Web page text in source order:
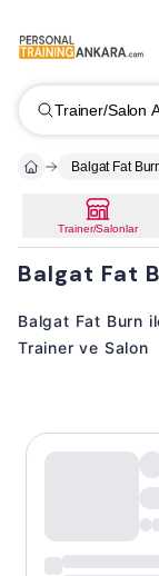
Trainer/Salon
Balgat Fat
Trainer/Salonlar
Balgat Fat
Balgat Fat Burn
Trainer ve Salon